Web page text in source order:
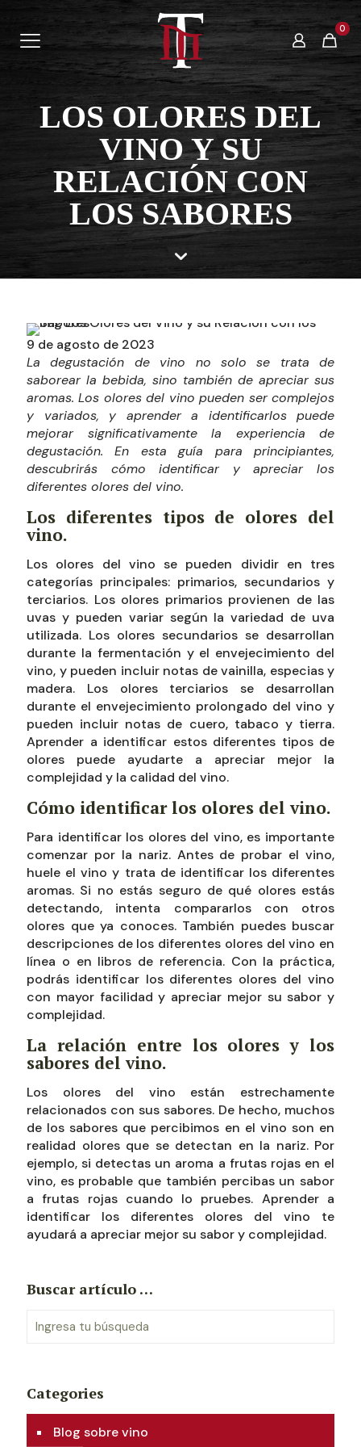
0
LOS OLORES DEL
VINO Y SU
RELACIÓN CON
LOS SABORES
9 de agosto de 2023
La degustación de vino no solo se trata de
saborear la bebida, sino también de apreciar sus
aromas. Los olores del vino pueden ser complejos
y variados, y aprender a identificarlos puede
mejorar significativamente la experiencia de
degustación. En esta guía para principiantes,
descubrirás cómo identificar y apreciar los
diferentes olores del vino.
Los diferentes tipos de olores del
vino.
Los olores del vino se pueden dividir en tres
categorías principales: primarios, secundarios y
terciarios. Los olores primarios provienen de las
uvas y pueden variar según la variedad de uva
utilizada. Los olores secundarios se desarrollan
durante la fermentación y el envejecimiento del
vino, y pueden incluir notas de vainilla, especias y
madera. Los olores terciarios se desarrollan
durante el envejecimiento prolongado del vino y
pueden incluir notas de cuero, tabaco y tierra.
Aprender a identificar estos diferentes tipos de
olores puede ayudarte a apreciar mejor la
complejidad y la calidad del vino.
Cómo identificar los olores del vino.
Para identificar los olores del vino, es importante
comenzar por la nariz. Antes de probar el vino,
huele el vino y trata de identificar los diferentes
aromas. Si no estás seguro de qué olores estás
detectando, intenta compararlos con otros
olores que ya conoces. También puedes buscar
descripciones de los diferentes olores del vino en
línea o en libros de referencia. Con la práctica,
podrás identificar los diferentes olores del vino
con mayor facilidad y apreciar mejor su sabor y
complejidad.
La relación entre los olores y los
sabores del vino.
Los olores del vino están estrechamente
relacionados con sus sabores. De hecho, muchos
de los sabores que percibimos en el vino son en
realidad olores que se detectan en la nariz. Por
ejemplo, si detectas un aroma a frutas rojas en el
vino, es probable que también percibas un sabor
a frutas rojas cuando lo pruebes. Aprender a
identificar los diferentes olores del vino te
ayudará a apreciar mejor su sabor y complejidad.
Buscar artículo …
Categories
Blog sobre vino